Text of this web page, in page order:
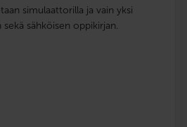
simulaattorilla ja vain yksi
sähköisen oppikirjan.